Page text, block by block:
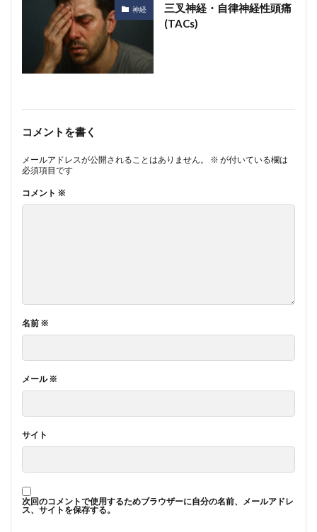
神経
三叉神経・自律神経性頭痛
(TACs)
コメントを書く
メールアドレスが公開されることはありません。 ※ が付いている欄は
必須項目です
コメント ※
名前 ※
メール※
サイト
次回のコメントで使用するためブラウザーに自分の名前、メールアドレ
ス、サイトを保存する。